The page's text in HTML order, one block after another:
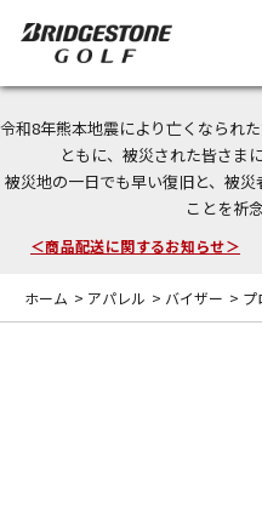
令和8年熊本地震により亡くなられ
ともに、被災された皆さま
被災地の一日でも早い復旧と、被
ことを祈
今なら新規会員登録で1,000円
＜商品配送に関するお知らせ＞
＜夏季休暇中のご注文・発送・お
ホーム > アパレル > バイザー > プ